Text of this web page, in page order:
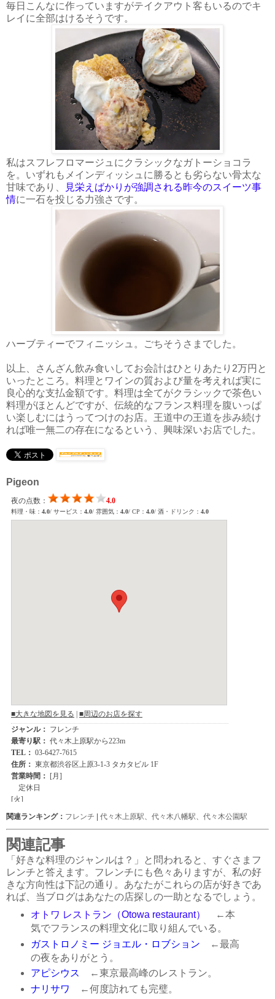
毎日こんなに作っていますがテイクアウト客もいるのでキ
レイに全部はけるそうです。
私はスフレフロマージュにクラシックなガトーショコラ
を。いずれもメインディッシュに勝るとも劣らない骨太な
甘味であり、
見栄えばかりが強調される昨今のスイーツ事
情に一石を投じる力強さです。
ハーブティーでフィニッシュ。ごちそうさまでした。
以上、さんざん飲み食いしてお会計はひとりあたり2万円と
いったところ。料理とワインの質および量を考えれば実に
良心的な支払金額です。料理は全てがクラシックで茶色い
料理がほとんどですが、伝統的なフランス料理を腹いっぱ
い楽しむにはうってつけのお店。王道中の王道を歩み続け
れば唯一無二の存在になるという、興味深いお店でした。
Pigeon
関連ランキング： フレンチ | 代々木上原駅 代々木八幡駅 代々木公園駅
関連記事
「好きな料理のジャンルは？」と問われると、すぐさまフ
レンチと答えます。フレンチにも色々ありますが、私の好
きな方向性は下記の通り。あなたがこれらの店が好きであ
れば、当ブログはあなたの店探しの一助となるでしょう。
オトワ レストラン（Otowa restaurant）
←本
気でフランスの料理文化に取り組んでいる。
ガストロノミー ジョエル・ロブション ←最高
の夜をありがとう。
アピシウス ←東京最高峰のレストラン。
ナリサワ ←何度訪れても完璧。